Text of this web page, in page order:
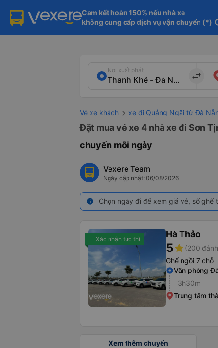
Cam kết hoàn 150% nếu nhà xe
không cung cấp dịch vụ vận chuyển (*)
Nơi xuất phát
import_export
Vé xe khách xe đi Quảng Ngãi từ Đà
Đặt mua vé xe 4 nhà xe đi Sơn
chuyến mỗi ngày
Vexere Team
Ngày cập nhật: 06/08/2026
info Chọn ngày đi để xem giá vé, số
Xác nhận tức thì Hà Thảo
5star (200
Ghế ngồi 7 chỗ
Văn phòng
3h30m
Trung tâm
Xem thêm chuyến